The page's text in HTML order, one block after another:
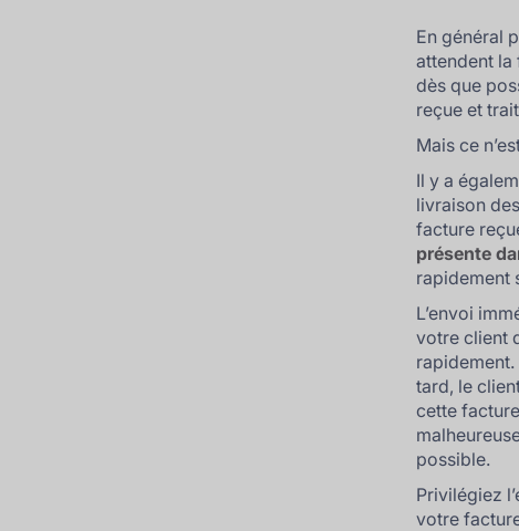
En général
attendent la
dès que
reçue et
Mais ce
Il y a
livraison
facture
présente
rapidement
L’envoi
votre client
tard, le
cette
possible.
Privilégiez
votre